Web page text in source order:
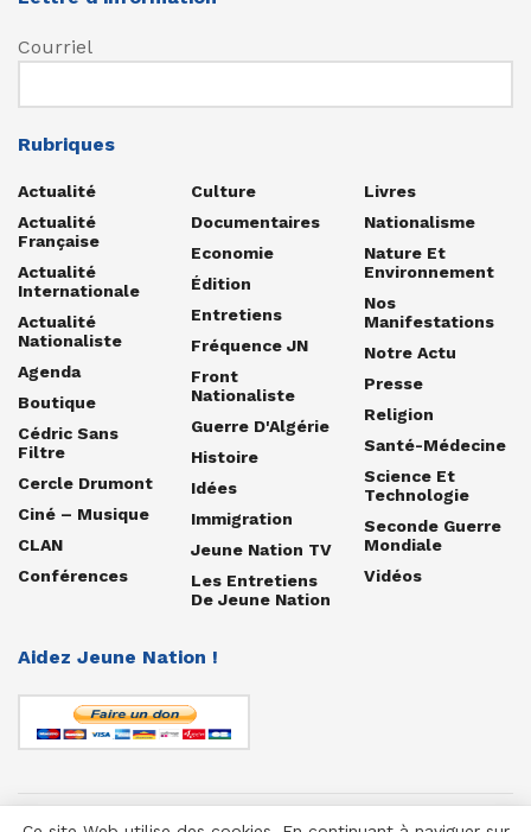
Courriel
Rubriques
Actualité
Actualité
Française
Actualité
Internationale
Actualité
Nationaliste
Agenda
Boutique
Cédric Sans
Filtre
Cercle Drumont
Ciné – Musique
CLAN
Conférences
Culture
Documentaires
Economie
Édition
Entretiens
Fréquence JN
Front
Nationaliste
Guerre D'Algérie
Histoire
Idées
Immigration
Jeune Nation TV
Les Entretiens
De Jeune Nation
Livres
Nationalisme
Nature Et
Environnement
Nos
Manifestations
Notre Actu
Presse
Religion
Santé-Médecine
Science Et
Technologie
Seconde Guerre
Mondiale
Vidéos
Aidez Jeune Nation !